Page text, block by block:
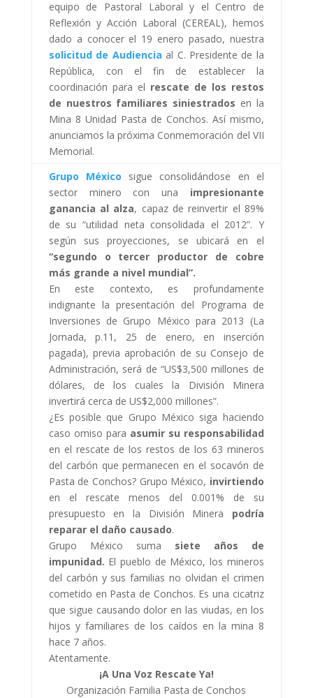
equipo de Pastoral Laboral y el Centro de
Reflexión y Acción Laboral (CEREAL), hemos
dado a conocer el 19 enero pasado, nuestra
solicitud de Audiencia al C. Presidente de la
República, con el fin de establecer la
coordinación para el rescate de los restos
de nuestros familiares siniestrados en la
Mina 8 Unidad Pasta de Conchos. Así mismo,
anunciamos la próxima Conmemoración del VII
Memorial.
Grupo México sigue consolidándose en el
sector minero con una impresionante
ganancia al alza, capaz de reinvertir el 89%
de su “utilidad neta consolidada el 2012”. Y
según sus proyecciones, se ubicará en el
“segundo o tercer productor de cobre
más grande a nivel mundial”.
En este contexto, es profundamente
indignante la presentación del Programa de
Inversiones de Grupo México para 2013 (La
Jornada, p.11, 25 de enero, en inserción
pagada), previa aprobación de su Consejo de
Administración, será de “US$3,500 millones de
dólares, de los cuales la División Minera
invertirá cerca de US$2,000 millones”.
¿Es posible que Grupo México siga haciendo
caso omiso para asumir su responsabilidad
en el rescate de los restos de los 63 mineros
del carbón que permanecen en el socavón de
Pasta de Conchos? Grupo México, invirtiendo
en el rescate menos del 0.001% de su
presupuesto en la División Minera podría
reparar el daño causado.
Grupo México suma siete años de
impunidad. El pueblo de México, los mineros
del carbón y sus familias no olvidan el crimen
cometido en Pasta de Conchos. Es una cicatriz
que sigue causando dolor en las viudas, en los
hijos y familiares de los caídos en la mina 8
hace 7 años.
Atentamente.
¡A Una Voz Rescate Ya!
Organización Familia Pasta de Conchos